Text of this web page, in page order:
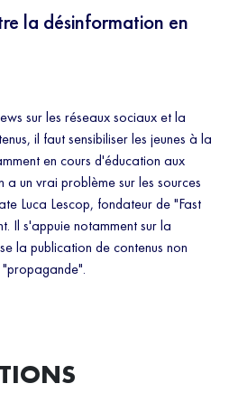
la désinformation en
sur les réseaux sociaux et la
il faut sensibiliser les jeunes à la
en cours d'éducation aux
un vrai problème sur les sources
Luca Lescop, fondateur de "Fast
Il s'appuie notamment sur la
la publication de contenus non